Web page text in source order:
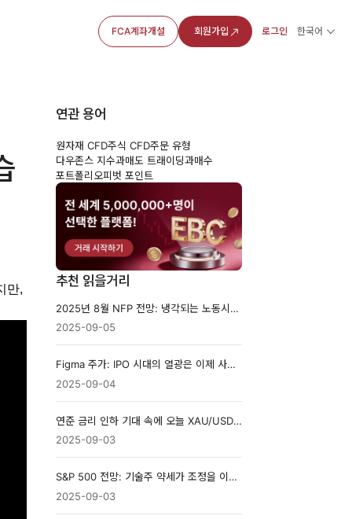
FCA계좌개설 회원가입 로그인 한국어
만,
연관 용어
원자재 CFD주식 CFD주문 유형
다우존스 지수과매도 트래이딩과매수
포트폴리오피벗 포인트
추천 읽을거리
2025년 8월 NFP 전망: 냉각되는 노동시장 신호?
2025-09-05
Figma 주가: IPO 시대의 열광은 이제 사그라드는가?
2025-09-04
연준 금리 인하 기대 속에 오늘 XAU/USD 3,500달러 상회
2025-09-03
S&P 500 전망: 기술주 약세가 조정을 이끄는가?
2025-09-03